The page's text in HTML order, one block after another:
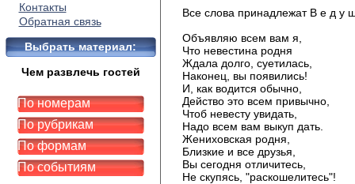
Контакты
Обратная связь
Выбрать материал:
Чем развлечь гостей
По номерам
По рубрикам
По формам
По событиям
Все слова принадлежат В е д у
Объявляю всем вам я,
Что невестина родня
Ждала долго, суетилась,
Наконец, вы появились!
И, как водится обычно,
Действо это всем привычно,
Чтоб невесту увидать,
Надо всем вам выкуп дать.
Жениховская родня,
Близкие и все друзья,
Вы сегодня отличитесь,
Не скупясь, "раскошелитесь"!